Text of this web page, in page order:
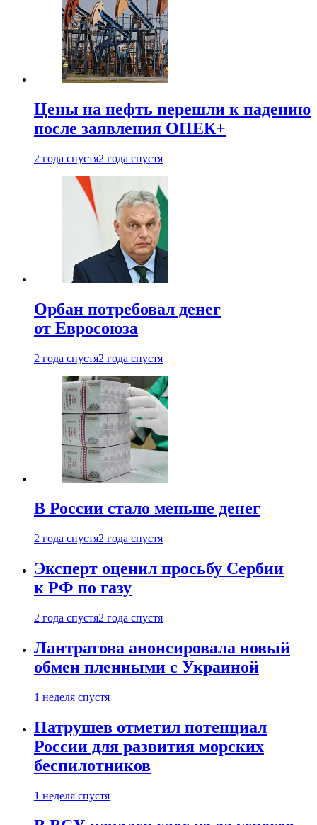
Цены на нефть перешли к падению
после заявления ОПЕК+
2 года спустя2 года спустя
Орбан потребовал денег
от Евросоюза
2 года спустя2 года спустя
В России стало меньше денег
2 года спустя2 года спустя
Эксперт оценил просьбу Сербии
к РФ по газу
2 года спустя2 года спустя
Лантратова анонсировала новый
обмен пленными с Украиной
1 неделя спустя
Патрушев отметил потенциал
России для развития морских
беспилотников
1 неделя спустя